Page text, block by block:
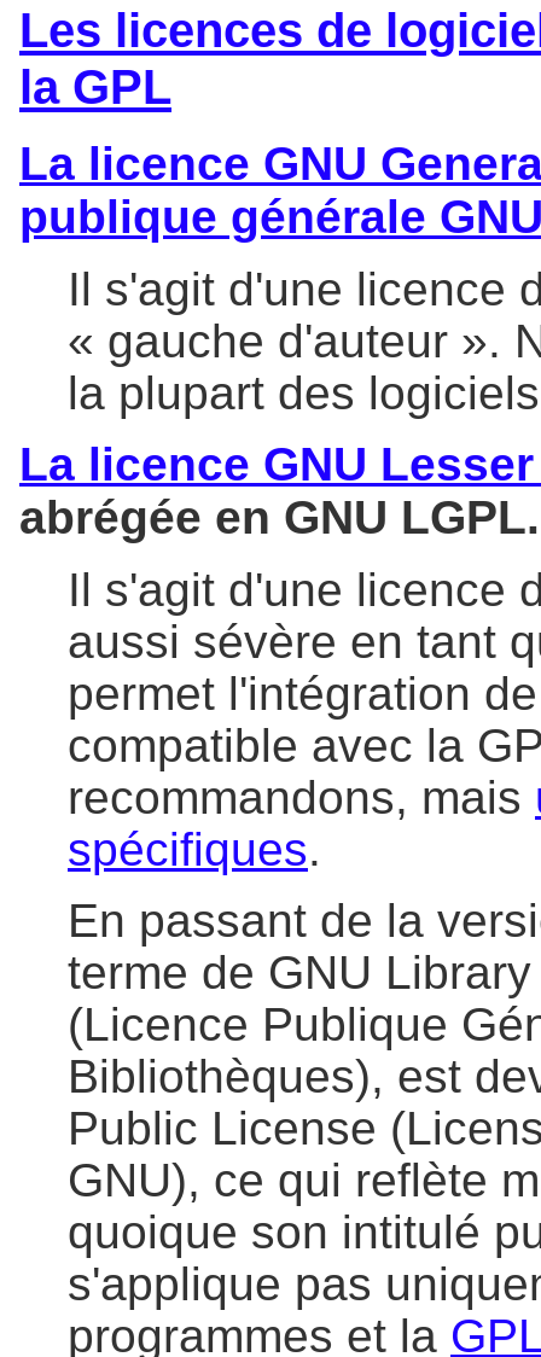
Les licences de
la GPL
La licence GNU
publique générale
Il s'agit d'une licence
« gauche d'auteur ».
la plupart des
La licence GNU
abrégée en GNU LGPL.
Il s'agit d'une licence
aussi sévère en tant
permet l'intégration
compatible avec la
recommandons, mais
spécifiques.
En passant de la
terme de GNU
(Licence Publique
Bibliothèques), est
Public License
GNU), ce qui reflète
quoique son intitulé
s'applique pas
programmes et la